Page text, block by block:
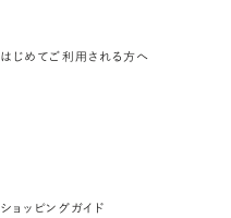
はじめてご利用される方へ
ショッピングガイド